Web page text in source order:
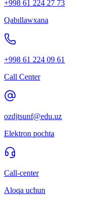
+998 61 224 27 73
Qabıllawxana
+998 61 224 09 61
Call Center
ozdjtsunf@edu.uz
Elektron pochta
Call-center
Aloqa uchun